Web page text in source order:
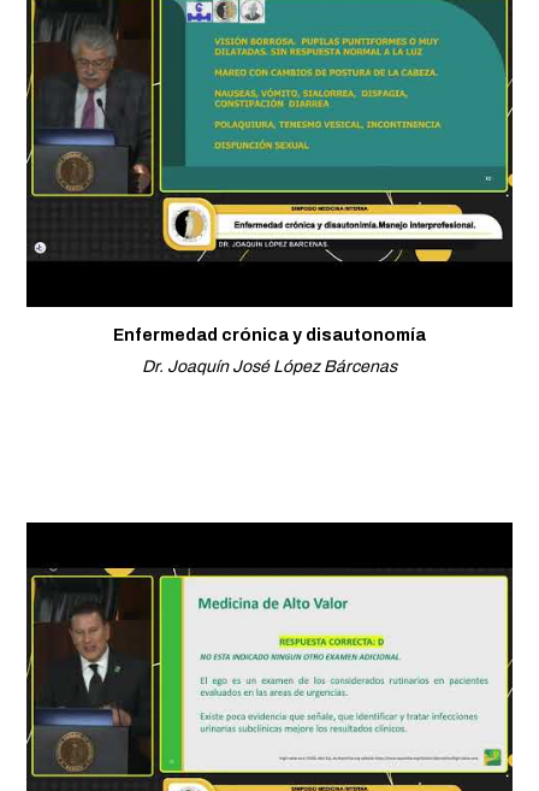
Enfermedad crónica y disautonomía
Dr. Joaquín José López Bárcenas